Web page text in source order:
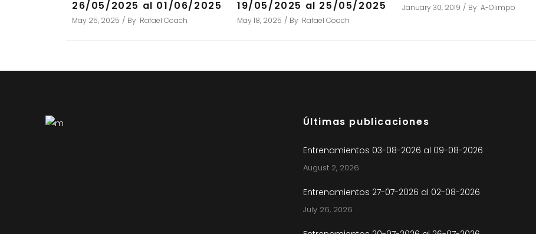
26/05/2025 al 01/06/2025
May 25, 2025 By Rafael Coach
19/05/2025 al 25/05/2025
May 18, 2025 By Rafael Coach
January 30, 2019 By A-Olimpo
Últimas publicaciones
Entrenamientos 03-08-2026 al 09-08-2026
August 2, 2026
Entrenamientos 27-07-2026 al 02-08-2026
July 26, 2026